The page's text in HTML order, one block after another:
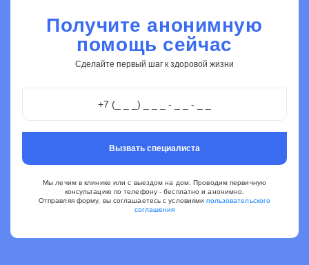
Получите анонимную
помощь сейчас
Сделайте первый шаг к здоровой жизни
Вызвать специалиста
Мы лечим в клинике или с выездом на дом. Проводим первичную
консультацию по телефону - бесплатно и анонимно.
Отправляя форму, вы соглашаетесь с условиямипользовательского
соглашения